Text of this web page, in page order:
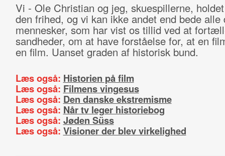
Vi - Ole Christian og jeg, skuespillerne,
den frihed, og vi kan ikke andet end bede alle
mennesker, som har vist os tillid ved at
sandheder, om at have forståelse for, at en
en film. Uanset graden af historisk bund.
Læs også: Historien på film
Læs også: Filmens vingesus
Læs også: Den danske ekstremisme
Læs også: Når tv leger historiebog
Læs også: Jøden Süss
Læs også: Visioner der blev virkelighed